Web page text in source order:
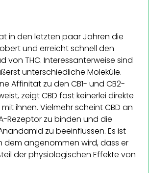
in den letzten paar Jahren die
und erreicht schnell den
von THC. Interessanterweise sind
unterschiedliche Moleküle.
Affinität zu den CB1- und CB2-
zeigt CBD fast keinerlei direkte
ihnen. Vielmehr scheint CBD an
Rezeptor zu binden und die
zu beeinflussen. Es ist
dem angenommen wird, dass er
der physiologischen Effekte von